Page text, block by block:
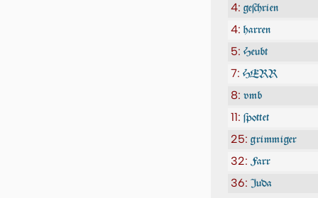
4: geſchrien
4: harren
5: Heubt
7: HERR
8: vmb
11: ſpottet
25: grimmiger
32: Farr
36: Juda